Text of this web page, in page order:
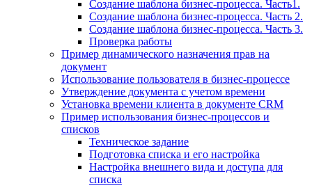
Создание шаблона бизнес-процесса. Часть1.
Создание шаблона бизнес-процесса. Часть 2.
Создание шаблона бизнес-процесса. Часть 3.
Проверка работы
Пример динамического назначения прав на
документ
Использование пользователя в бизнес-процессе
Утверждение документа с учетом времени
Установка времени клиента в документе CRM
Пример использования бизнес-процессов и
списков
Техническое задание
Подготовка списка и его настройка
Настройка внешнего вида и доступа для
списка